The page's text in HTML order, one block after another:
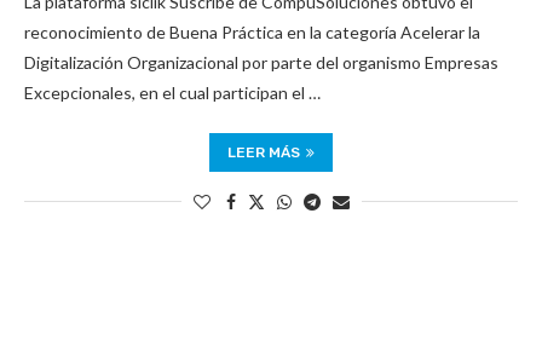
reconocimiento de Buena Práctica en la categoría Acelerar la
Digitalización Organizacional por parte del organismo Empresas
Excepcionales, en el cual participan el …
LEER MÁS